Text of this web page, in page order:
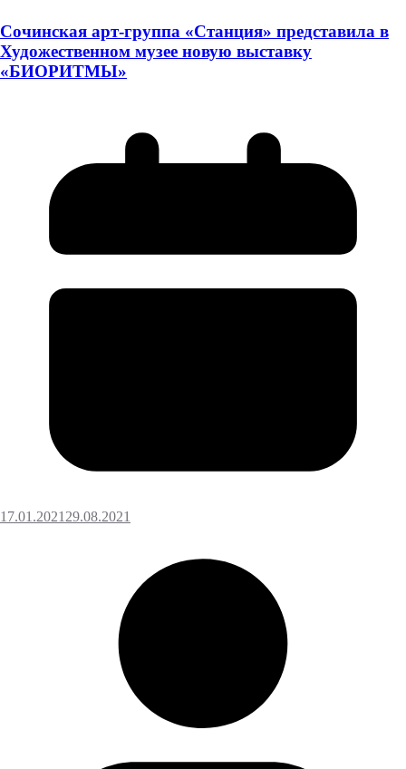
Сочинская арт-группа «Станция» представила в
Художественном музее новую выставку
«БИОРИТМЫ»
17.01.2021 29.08.2021